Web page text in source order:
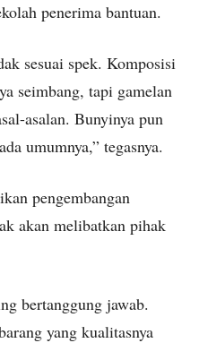
penerima bantuan.
sesuai spek. Komposisi
seimbang, tapi gamelan
asalan. Bunyinya pun
umumnya,” tegasnya.
pengembangan
akan melibatkan pihak
bertanggung jawab.
yang kualitasnya